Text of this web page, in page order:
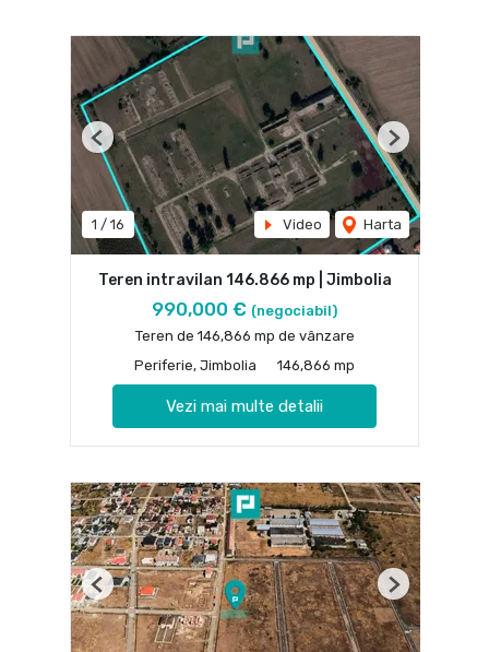
1 / 16 Video Harta
Previous Next
Teren intravilan 146.866 mp | Jimbolia
990,000 € (negociabil)
Teren de 146,866 mp de vânzare
Periferie, Jimbolia
146,866 mp
Vezi mai multe detalii
Previous Next